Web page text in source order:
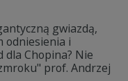
gwiazdą,
odniesienia i
dla Chopina? Nie
prof. Andrzej